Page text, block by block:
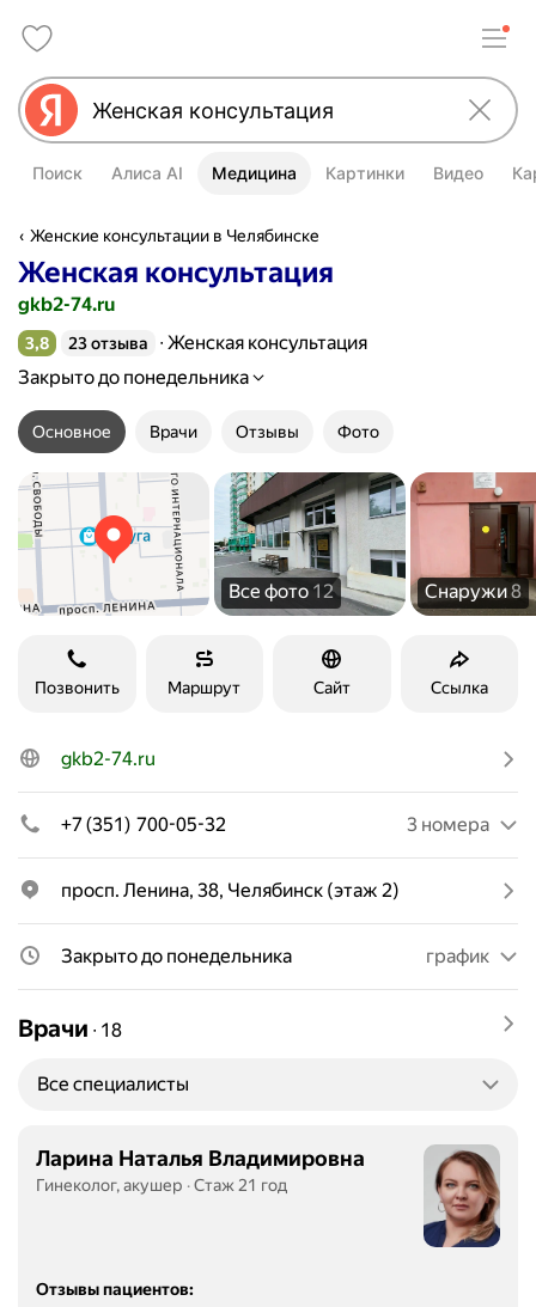
Поиск Алиса AI Медицина Картинки Видео
Женские консультации в Челябинске
Женская консультация
gkb2-74.ru
Рейтинг 3,8 из 5
3,8 23 отзыва
Женская консультация
Закрыто до понедельника
Основное Врачи Отзывы Фото
Все фото 12 Снаружи8
Позвонить Маршрут Сайт Ссылка
gkb2-74.ru
+7 (351) 700-05-32 3 номера
просп. Ленина, 38, Челябинск (этаж 2)
Закрыто до понедельника график
Врачи ∙ 18
Все специалисты
Ларина Наталья Владимировна
Гинеколог, акушер Стаж 21 год
Отзывы пациентов: